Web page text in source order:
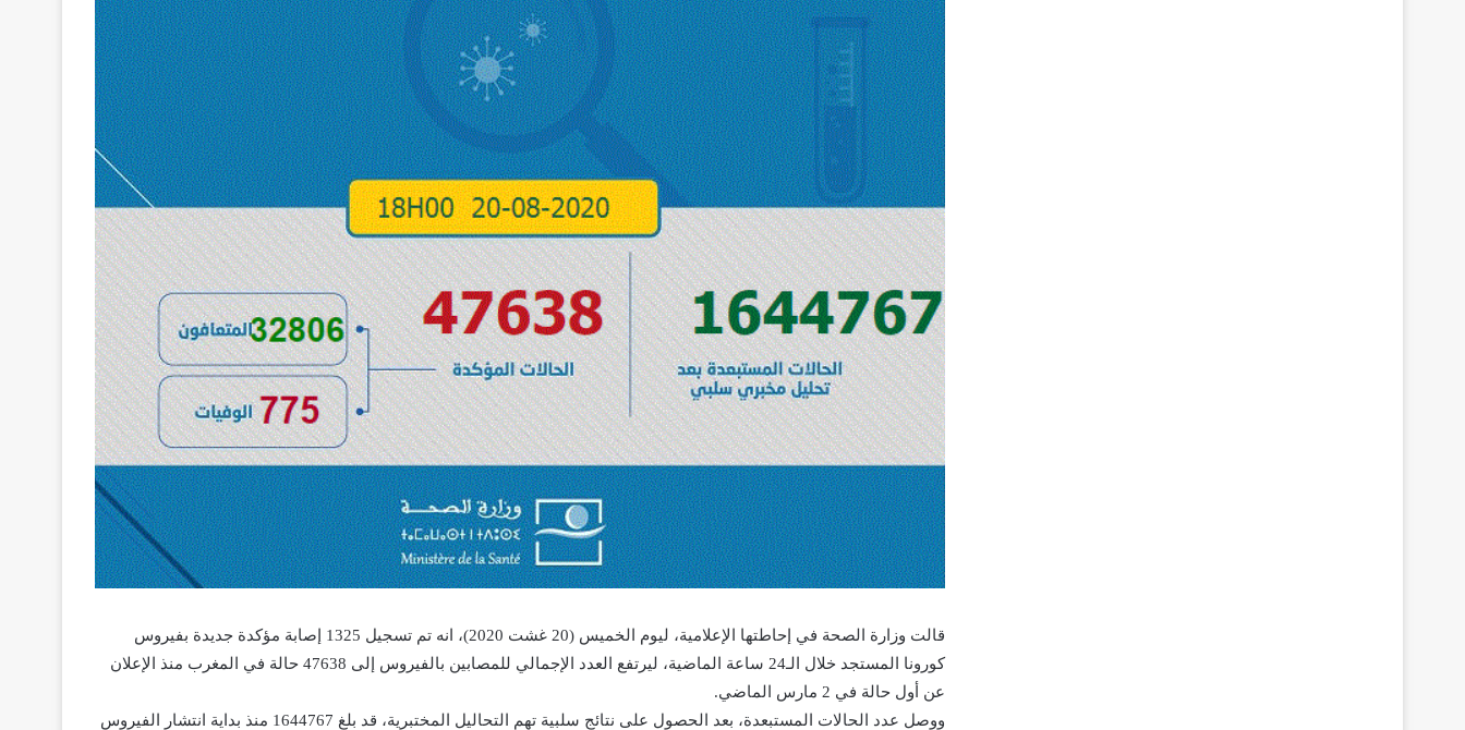
قالت وزارة الصحة في إحاطتها الإعلامية، ليوم الخميس (20 غشت 2020)، انه تم تسجيل 1325 إصابة مؤكدة جديدة بفيروس
كورونا المستجد خلال الـ24 ساعة الماضية، ليرتفع العدد الإجمالي للمصابين بالفيروس إلى 47638 حالة في المغرب منذ الإعلان
عن أول حالة في 2 مارس الماضي.
ووصل عدد الحالات المستبعدة، بعد الحصول على نتائج سلبية تهم التحاليل المختبرية، قد بلغ 1644767 منذ بداية انتشار الفيروس